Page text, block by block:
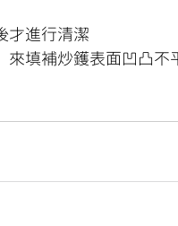
才進行清潔
來填補炒鑊表面凹凸不